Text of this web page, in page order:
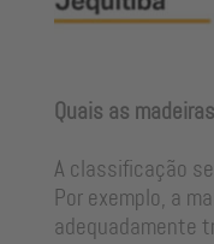
Quais as
A classificação
Por exemplo, a
adequadamente